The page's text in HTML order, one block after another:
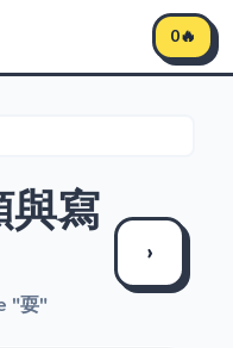
0🔥
與寫
"耍"
›